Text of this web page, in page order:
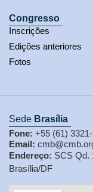
Congresso
Inscrições
Edições anteriores
Fotos
Sede Brasília
Fone: +55 (61)
Email:
Endereço: SCS Qd.
Brasília/DF